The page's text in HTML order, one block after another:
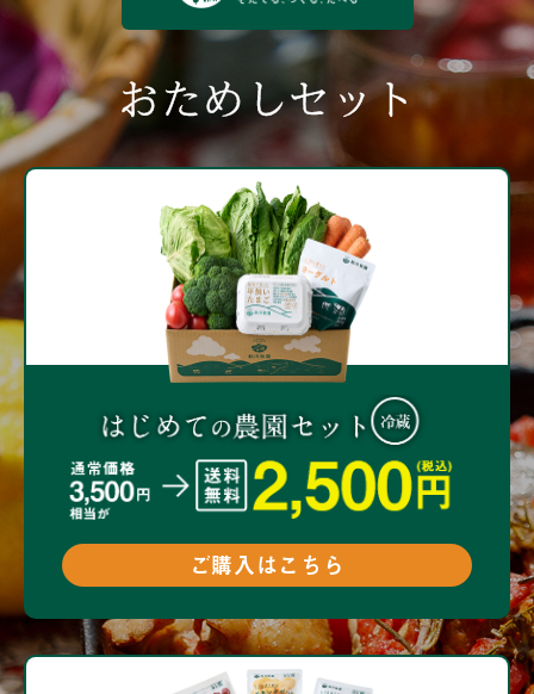
おためしセット
ご購入はこちら